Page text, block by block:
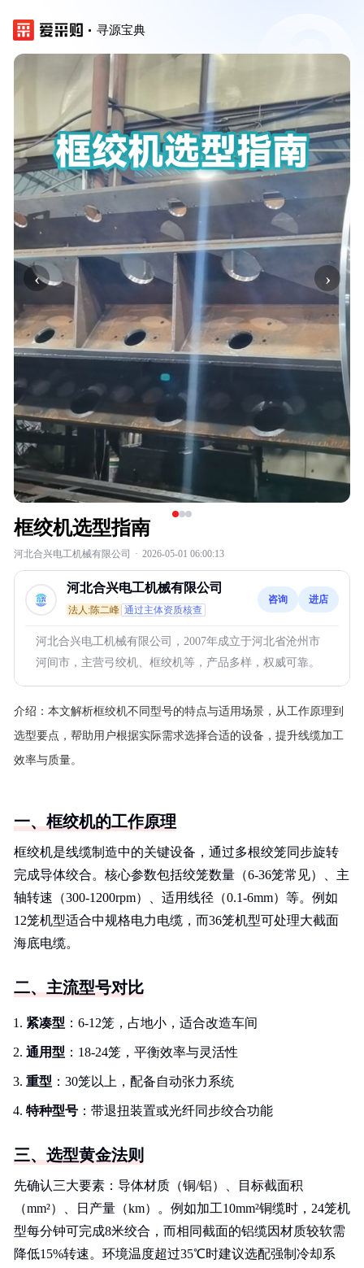
寻源宝典
‹ ›
框绞机选型指南
河北合兴电工机械有限公司 · 2026-05-01 06:00:13
河北合兴电工机械有限公司
法人:陈二峰 通过主体资质核查
咨询 进店
河北合兴电工机械有限公司，2007年成立于河北省沧州市
河间市，主营弓绞机、框绞机等，产品多样，权威可靠。
介绍： 本文解析框绞机不同型号的特点与适用场景，从工作原理到
选型要点，帮助用户根据实际需求选择合适的设备，提升线缆加工
效率与质量。
一、框绞机的工作原理
框绞机是线缆制造中的关键设备，通过多根绞笼同步旋转
完成导体绞合。核心参数包括绞笼数量（6-36笼常见）、主
轴转速（300-1200rpm）、适用线径（0.1-6mm）等。例如
12笼机型适合中规格电力电缆，而36笼机型可处理大截面
海底电缆。
二、主流型号对比
紧凑型 ：6-12笼，占地小，适合改造车间
通用型 ：18-24笼，平衡效率与灵活性
重型 ：30笼以上，配备自动张力系统
特种型号 ：带退扭装置或光纤同步绞合功能
三、选型黄金法则
先确认三大要素：导体材质（铜/铝）、目标截面积
（mm²）、日产量（km）。例如加工10mm²铜缆时，24笼机
型每分钟可完成8米绞合，而相同截面的铝缆因材质较软需
降低15%转速。环境温度超过35℃时建议选配强制冷却系